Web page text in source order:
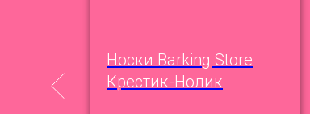
Носки Barking Store
Крестик-Нолик